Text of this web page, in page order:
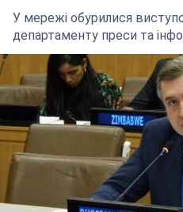
У мережі обурилися
департаменту преси та